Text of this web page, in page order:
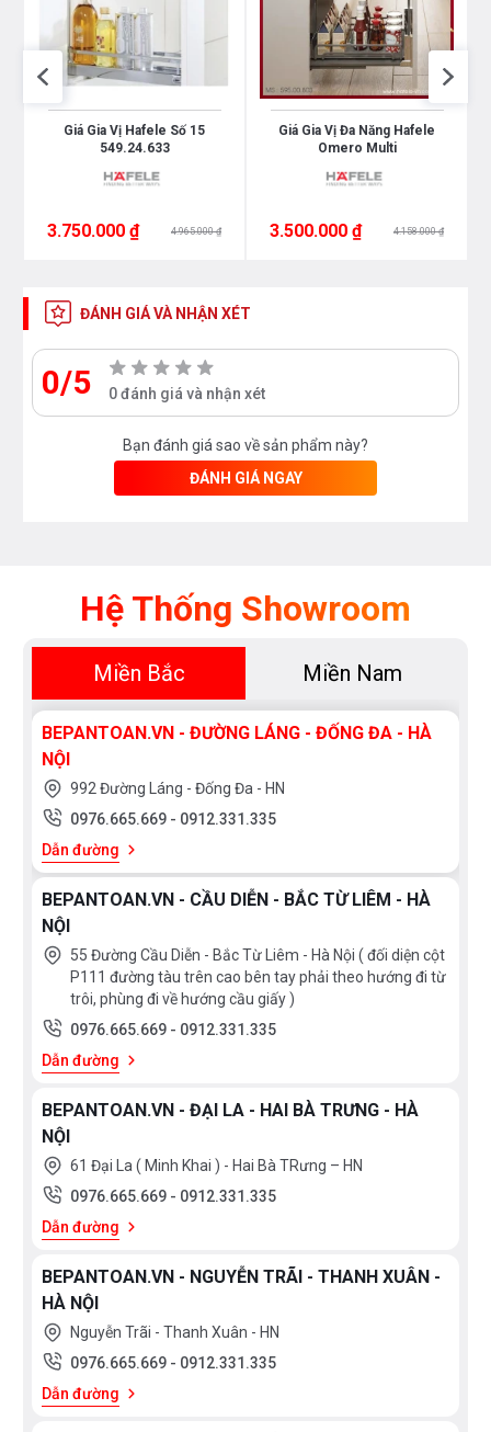
Giá Gia Vị Hafele Số 15
549.24.633
3.750.000 ₫ 4.965.000 ₫
Giá Gia Vị Đa Năng Hafele
Omero Multi
3.500.000 ₫ 4.158.000 ₫
ĐÁNH GIÁ VÀ NHẬN XÉT
0/5 0 đánh giá và nhận xét
Bạn đánh giá sao về sản phẩm này?
ĐÁNH GIÁ NGAY
Hệ Thống Showroom
Miền Bắc Miền Nam
BEPANTOAN.VN - ĐƯỜNG LÁNG - ĐỐNG ĐA - HÀ
NỘI
992 Đường Láng - Đống Đa - HN
0976.665.669 - 0912.331.335
Dẫn đường
BEPANTOAN.VN - CẦU DIỄN - BẮC TỪ LIÊM - HÀ
NỘI
55 Đường Cầu Diễn - Bắc Từ Liêm - Hà Nội ( đối diện cột
P111 đường tàu trên cao bên tay phải theo hướng đi từ
trôi, phùng đi về hướng cầu giấy )
0976.665.669 - 0912.331.335
Dẫn đường
BEPANTOAN.VN - ĐẠI LA - HAI BÀ TRƯNG - HÀ
NỘI
61 Đại La ( Minh Khai ) - Hai Bà TRưng – HN
0976.665.669 - 0912.331.335
Dẫn đường
BEPANTOAN.VN - NGUYỄN TRÃI - THANH XUÂN -
HÀ NỘI
Nguyễn Trãi - Thanh Xuân - HN
0976.665.669 - 0912.331.335
Dẫn đường